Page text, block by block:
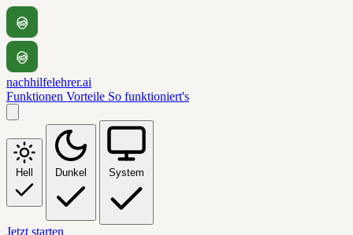
nachhilfelehrer.ai
Funktionen Vorteile So funktioniert's
Hell Dunkel System
Jetzt starten